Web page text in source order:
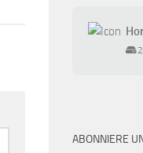
ABONNIERE